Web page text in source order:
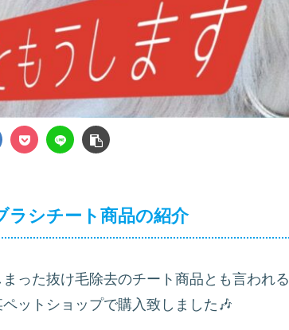
ラシチート商品の紹介
った抜け毛除去のチート商品とも言われる
ペットショップで購入致しました🎶